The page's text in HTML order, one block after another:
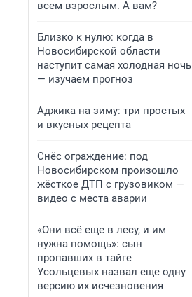
всем взрослым. А вам?
Близко к нулю: когда в
Новосибирской области
наступит самая холодная ночь
— изучаем прогноз
Аджика на зиму: три простых
и вкусных рецепта
Снёс ограждение: под
Новосибирском произошло
жёсткое ДТП с грузовиком —
видео с места аварии
«Они всё еще в лесу, и им
нужна помощь»: сын
пропавших в тайге
Усольцевых назвал еще одну
версию их исчезновения